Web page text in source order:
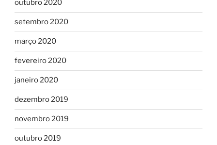
outubro 2020
setembro 2020
março 2020
fevereiro 2020
janeiro 2020
dezembro 2019
novembro 2019
outubro 2019